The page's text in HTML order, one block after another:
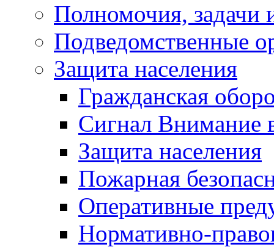
Полномочия, задачи
Подведомственные
Защита населения
Гражданская
Сигнал Внимание
Защита населения
Пожарная
Оперативные
Нормативно-